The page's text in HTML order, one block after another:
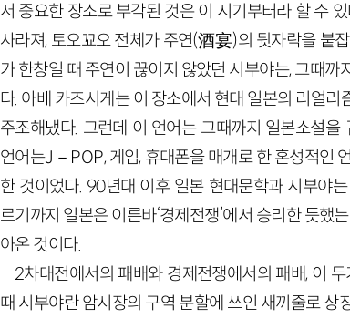
서 중요한 장소로 부각된 것은 이 시기부터라 할 수
사라져, 토오꾜오 전체가 주연(酒宴)의 뒷자락을 붙
가 한창일 때 주연이 끊이지 않았던 시부야는, 그때
다. 아베 카즈시게는 이 장소에서 현대 일본의 리얼
주조해냈다. 그런데 이 언어는 그때까지 일본소설을
언어는J－POP, 게임, 휴대폰을 매개로 한 혼성적인
한 것이었다. 90년대 이후 일본 현대문학과 시부야
르기까지 일본은 이른바‘경제전쟁’에서 승리한 듯했
아온 것이다.
2차대전에서의 패배와 경제전쟁에서의 패배, 이
때 시부야란 암시장의 구역 분할에 쓰인 새끼줄로